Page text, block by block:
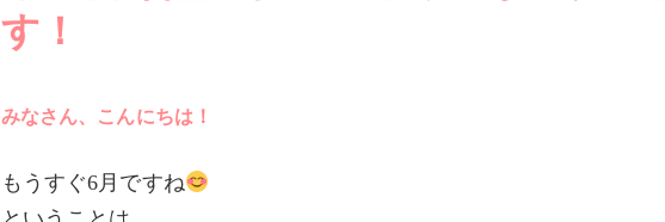
す！
みなさん、こんにちは！
もうすぐ6月ですね